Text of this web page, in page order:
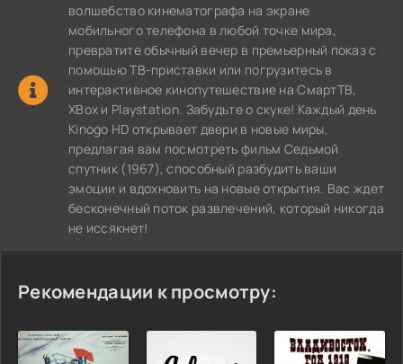
волшебство кинематографа на экране
мобильного телефона в любой точке мира,
превратите обычный вечер в премьерный показ с
помощью ТВ-приставки или погрузитесь в
интерактивное кинопутешествие на СмартТВ,
XBox и Playstation. Забудьте о скуке! Каждый день
Kinogo HD открывает двери в новые миры,
предлагая вам посмотреть фильм Седьмой
спутник (1967), способный разбудить ваши
эмоции и вдохновить на новые открытия. Вас ждет
бесконечный поток развлечений, который никогда
не иссякнет!
Рекомендации к просмотру: